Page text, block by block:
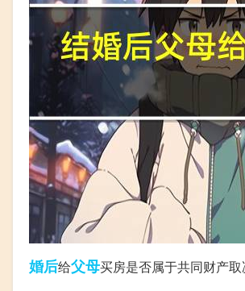
婚后给父母买房是否属于共同财产